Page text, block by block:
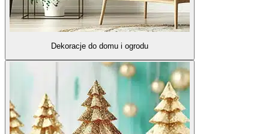
Dekoracje do domu i ogrodu